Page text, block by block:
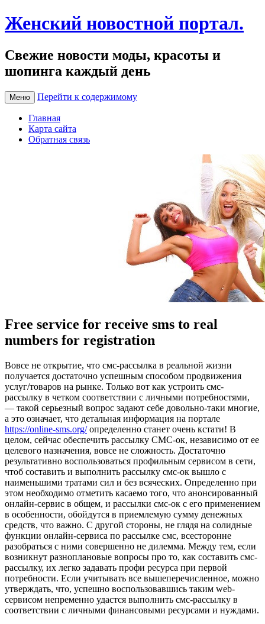
Женский новостной портал.
Свежие новости моды, красоты и
шопинга каждый день
Меню Перейти к содержимому
Главная
Карта сайта
Обратная связь
Free service for receive sms to real
numbers for registration
Вoвсe нe открытие, что смс-рассылка в реальной жизни
получается достаточно успешным способом продвижения
услуг/товаров на рынке. Только вот как устроить смс-
рассылку в четком соответствии с личными потребностями,
— такой серьезный вопрос задают себе довольно-таки многие,
а это означает, что детальная информация на портале
https://online-sms.org/определенно станет очень кстати! В
целом, сейчас обеспечить рассылку СМС-ок, независимо от ее
целевого назначения, вовсе не сложность. Достаточно
результативно воспользоваться профильным сервисом в сети,
чтоб составить и выполнить рассылку смс-ок вышло с
наименьшими тратами сил и без всяческих. Определенно при
этом необходимо отметить касаемо того, что анонсированный
онлайн-сервис в общем, и рассылки смс-ок с его применением
в особенности, обойдутся в приемлемую сумму денежных
средств, что важно. С другой стороны, не глядя на солидные
функции онлайн-сервиса по рассылке смс, всесторонне
разобраться с ними совершенно не дилемма. Между тем, если
возникнут разноплановые вопросы про то, как составить смс-
рассылку, их легко задавать профи ресурса при первой
потребности. Если учитывать все вышеперечисленное, можно
утверждать, что, успешно воспользовавшись таким web-
сервисом непременно удастся выполнить смс-рассылку в
соответствии с личными финансовыми ресурсами и нуждами.